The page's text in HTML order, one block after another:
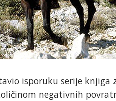
isporuku serije
negativnih